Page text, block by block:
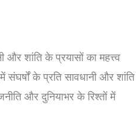
और शांति के प्रयासों का महत्त्व
संघर्षों के प्रति सावधानी और शांति
और दुनियाभर के रिश्तों में